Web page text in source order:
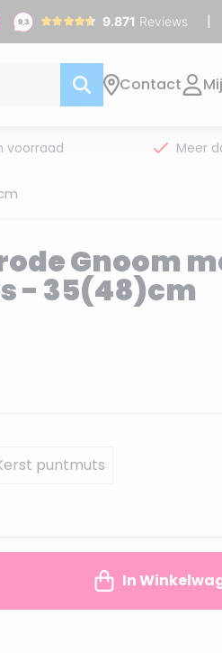
Contact
voorraad Meer
Gnoom
- 35(48)cm
puntmuts
In